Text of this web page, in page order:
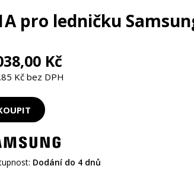
pro ledničku
Kč
Kč bez DPH
Dodání do 4 dnů